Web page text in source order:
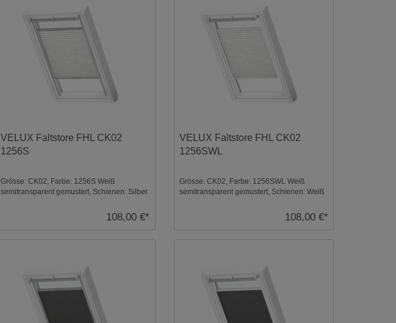
VELUX Faltstore FHL CK02
1256S
Grösse: CK02, Farbe: 1256S Weiß
semitransparent gemustert, Schienen: Silber
108,00 €*
VELUX Faltstore FHL CK02
1256SWL
Grösse: CK02, Farbe: 1256SWL Weiß
semitransparent gemustert, Schienen: Weiß
108,00 €*